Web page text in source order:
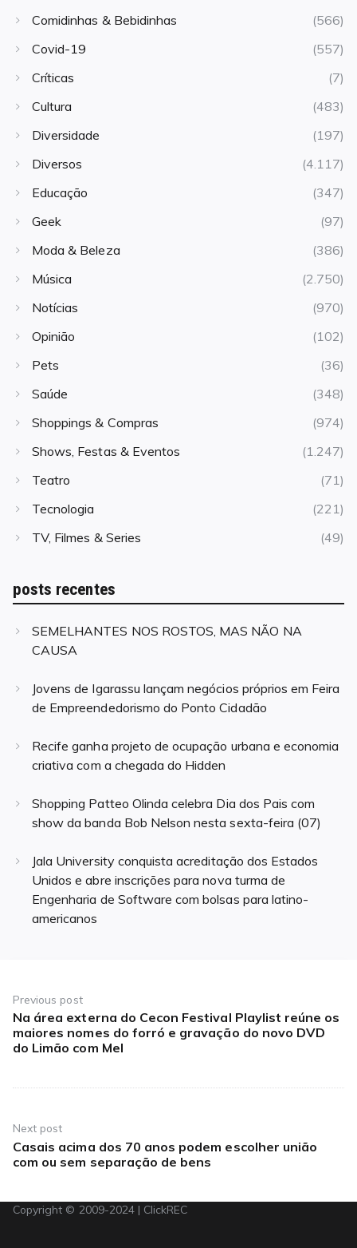
Comidinhas & Bebidinhas
(566)
Covid-19
(557)
Críticas
(7)
Cultura
(483)
Diversidade
(197)
Diversos
(4.117)
Educação
(347)
Geek
(97)
Moda & Beleza
(386)
Música
(2.750)
Notícias
(970)
Opinião
(102)
Pets
(36)
Saúde
(348)
Shoppings & Compras
(974)
Shows, Festas & Eventos
(1.247)
Teatro
(71)
Tecnologia
(221)
TV, Filmes & Series
(49)
posts recentes
SEMELHANTES NOS ROSTOS, MAS NÃO NA
CAUSA
Jovens de Igarassu lançam negócios próprios em Feira
de Empreendedorismo do Ponto Cidadão
Recife ganha projeto de ocupação urbana e economia
criativa com a chegada do Hidden
Shopping Patteo Olinda celebra Dia dos Pais com
show da banda Bob Nelson nesta sexta-feira (07)
Jala University conquista acreditação dos Estados
Unidos e abre inscrições para nova turma de
Engenharia de Software com bolsas para latino-
americanos
de
Post
Previous post
Previous
post:
Na área externa do Cecon Festival Playlist reúne os
maiores nomes do forró e gravação do novo DVD
do Limão com Mel
Next post
Next
post:
Casais acima dos 70 anos podem escolher união
com ou sem separação de bens
Copyright © 2009-2024 | ClickREC